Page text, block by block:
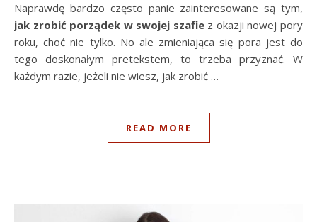
Naprawdę bardzo często panie zainteresowane są tym,
jak zrobić porządek w swojej szafiez okazji nowej pory
roku, choć nie tylko. No ale zmieniająca się pora jest do
tego doskonałym pretekstem, to trzeba przyznać. W
każdym razie, jeżeli nie wiesz, jak zrobić …
READ MORE